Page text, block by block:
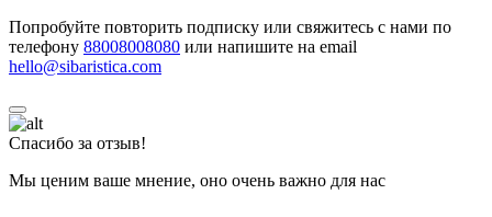
Попробуйте повторить подписку или свяжитесь с нами по
телефону 88008008080 или напишите на email
hello@sibaristica.com
Спасибо за отзыв!
Мы ценим ваше мнение, оно очень важно для нас